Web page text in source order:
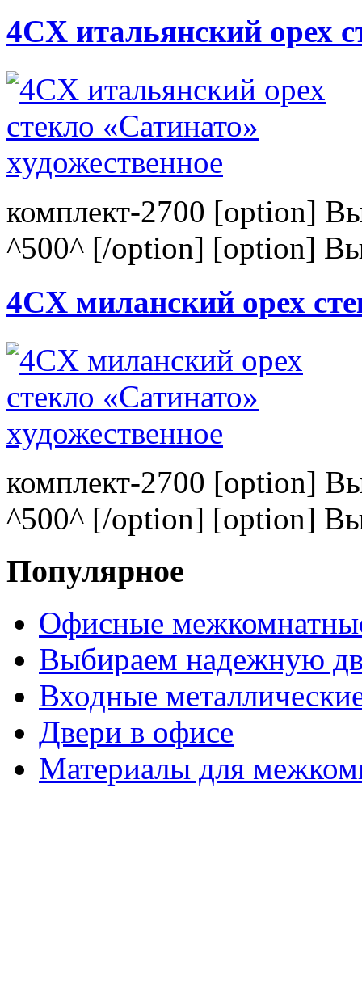
4CХ итальянский орех
комплект-2700 [option]
^500^ [/option] [option]
4CХ миланский орех
комплект-2700 [option]
^500^ [/option] [option]
Популярное
Офисные
Выбираем надежную
Входные
Двери в офисе
Материалы для